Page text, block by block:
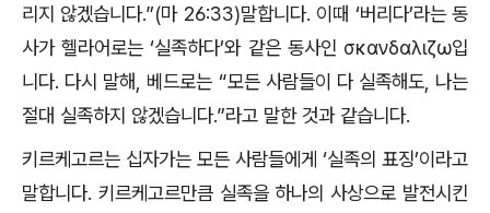
리지 않겠습니다.”(마 26:33)말합니다. 이때 ‘버리다’라는 동
사가 헬라어로는 ‘실족하다’와 같은 동사인 σκανδαλιζω입
니다. 다시 말해, 베드로는 “모든 사람들이 다 실족해도, 나는
절대 실족하지 않겠습니다.”라고 말한 것과 같습니다.
키르케고르는 십자가는 모든 사람들에게 ‘실족의 표징’이라고
말합니다. 키르케고르만큼 실족을 하나의 사상으로 발전시킨